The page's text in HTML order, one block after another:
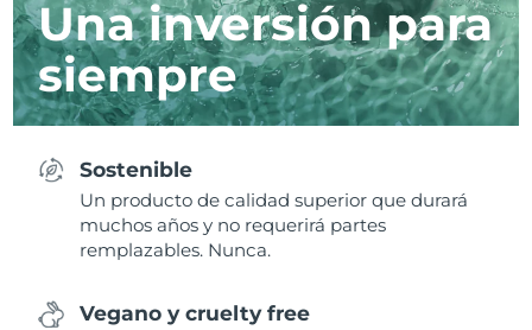
Una inversión para
siempre
Sostenible
Un producto de calidad superior que durará
muchos años y no requerirá partes
remplazables. Nunca.
Vegano y cruelty free